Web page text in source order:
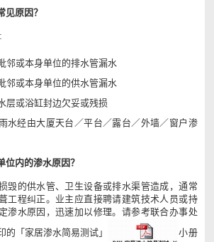
见原因？
邻或本身单位的排水管漏水
邻或本身单位的供水管漏水
层或浴缸封边欠妥或残损
水经由大厦天台／平台／露台／外墙／窗户渗
位内的渗水原因？
毁的供水管、卫生设备或排水渠管造成，通常
工程纠正。业主应直接聘请建筑技术人员或持
渗水原因，迅速加以修理。请参考联合办事处
的「家居渗水简易测试」
小册